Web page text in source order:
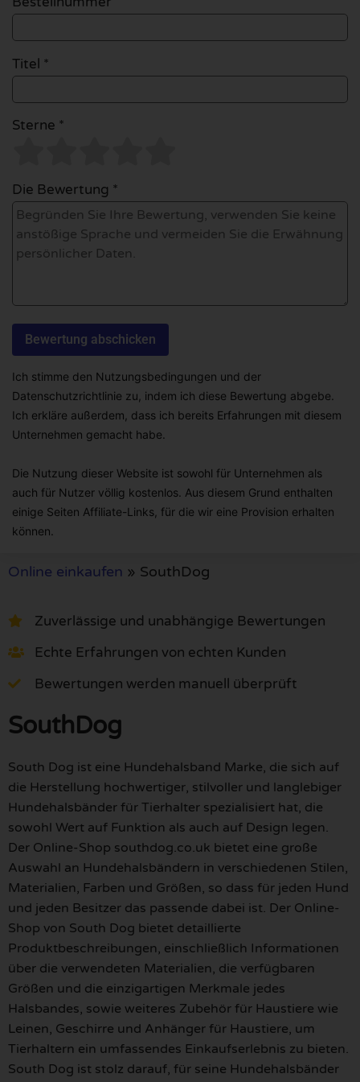
Titel *
Sterne *
Die Bewertung *
Ich stimme den Nutzungsbedingungen und der
Datenschutzrichtlinie zu, indem ich diese Bewertung abgebe.
Ich erkläre außerdem, dass ich bereits Erfahrungen mit diesem
Unternehmen gemacht habe.
Die Nutzung dieser Website ist sowohl für Unternehmen als
auch für Nutzer völlig kostenlos. Aus diesem Grund enthalten
einige Seiten Affiliate-Links, für die wir eine Provision erhalten
können.
Online einkaufen » SouthDog
Zuverlässige und unabhängige Bewertungen
Echte Erfahrungen von echten Kunden
Bewertungen werden manuell überprüft
SouthDog
South Dog ist eine Hundehalsband Marke, die sich auf
die Herstellung hochwertiger, stilvoller und langlebiger
Hundehalsbänder für Tierhalter spezialisiert hat, die
sowohl Wert auf Funktion als auch auf Design legen.
Der Online-Shop southdog.co.uk bietet eine große
Auswahl an Hundehalsbändern in verschiedenen Stilen,
Materialien, Farben und Größen, so dass für jeden Hund
und jeden Besitzer das passende dabei ist. Der Online-
Shop von South Dog bietet detaillierte
Produktbeschreibungen, einschließlich Informationen
über die verwendeten Materialien, die verfügbaren
Größen und die einzigartigen Merkmale jedes
Halsbandes, sowie weiteres Zubehör für Haustiere wie
Leinen, Geschirre und Anhänger für Haustiere, um
Tierhaltern ein umfassendes Einkaufserlebnis zu bieten.
South Dog ist stolz darauf, für seine Hundehalsbänder